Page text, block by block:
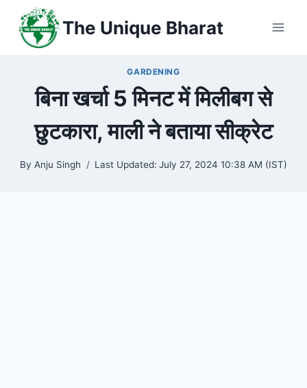
content
The Unique Bharat
GARDENING
बिना खर्चा 5 मिनट में मिलीबग से
छुटकारा, माली ने बताया सीक्रेट
By Anju Singh Last Updated: July 27, 2024 10:38 AM (IST)